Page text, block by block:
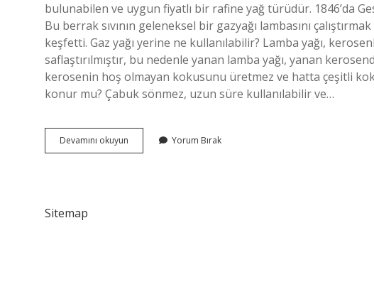
bulunabilen ve uygun fiyatlı bir rafine yağ türüdür. 1846’da
Bu berrak sıvının geleneksel bir gazyağı lambasını
keşfetti. Gaz yağı yerine ne kullanılabilir? Lamba yağı,
saflaştırılmıştır, bu nedenle yanan lamba yağı, yanan
kerosenin hoş olmayan kokusunu üretmez ve hatta çeşitli
konur mu? Çabuk sönmez, uzun süre kullanılabilir ve…
Devamını okuyun
Lambasına
Yorum Bırak
Sitemap